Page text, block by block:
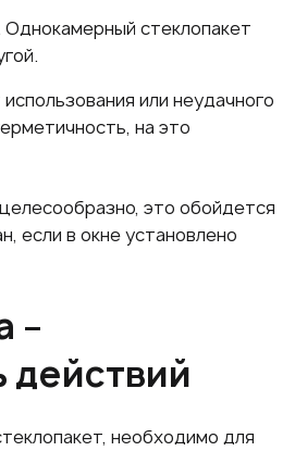
стеклопакет
или неудачного
на это
это обойдется
если в окне установлено
–
действий
необходимо для